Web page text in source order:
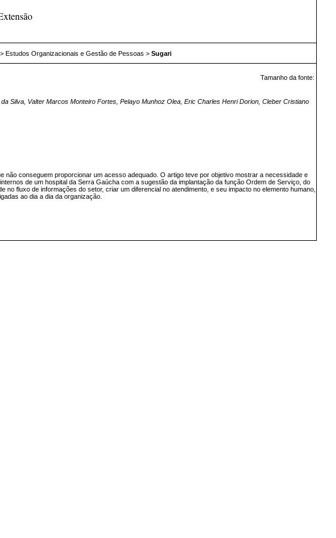
Estudos Organizacionais e Gestão de Pessoas > Sugari
Tamanho da fonte:
Silva, Valter Marcos Monteiro Fortes, Pelayo Munhoz Olea, Eric Charles Henri Dorion, Cleber Cristiano
conseguem proporcionar um acesso adequado. O artigo teve por objetivo mostrar a necessidade e
de um hospital da Serra Gaúcha com a sugestão da implantação da função Ordem de Serviço, do
fluxo de informações do setor, criar um diferencial no atendimento, e seu impacto no elemento humano,
ao dia a dia da organização.